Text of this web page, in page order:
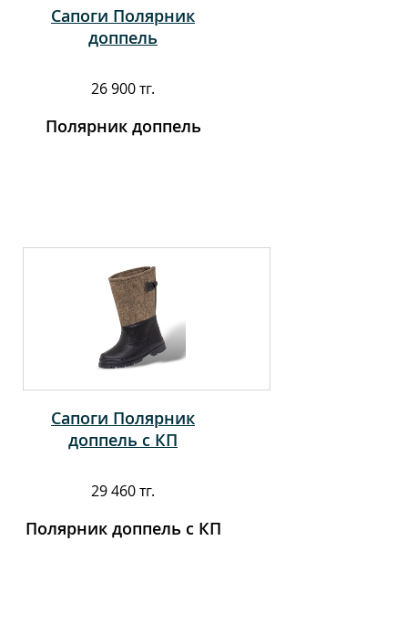
Сапоги Полярник
доппель
26 900 тг.
Полярник доппель
Сапоги Полярник
доппель с КП
29 460 тг.
Полярник доппель с КП